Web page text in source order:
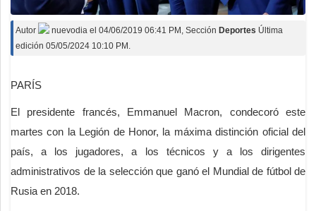
Autor nuevodia el 04/06/2019 06:41 PM , Sección Deportes Última
edición 05/05/2024 10:10 PM.
PARÍS
El presidente francés, Emmanuel Macron, condecoró este
martes con la Legión de Honor, la máxima distinción oficial del
país, a los jugadores, a los técnicos y a los dirigentes
administrativos de la selección que ganó el Mundial de fútbol de
Rusia en 2018.